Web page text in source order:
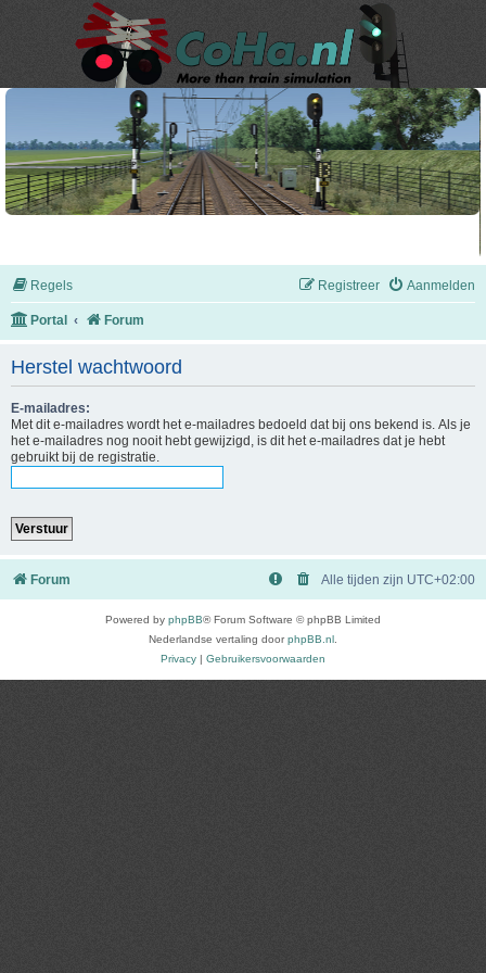
Regels Aanmelden
Registreer
Portal Forum
Herstel wachtwoord
E-mailadres:
Met dit e-mailadres wordt het e-mailadres bedoeld dat bij ons bekend is. Als je
het e-mailadres nog nooit hebt gewijzigd, is dit het e-mailadres dat je hebt
gebruikt bij de registratie.
Forum Alle tijden zijn UTC+02:00
Powered by phpBB® Forum Software © phpBB Limited
Nederlandse vertaling doorphpBB.nl
Privacy | Gebruikersvoorwaarden